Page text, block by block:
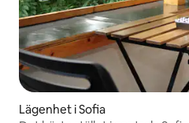
Lägenhet i Sofia